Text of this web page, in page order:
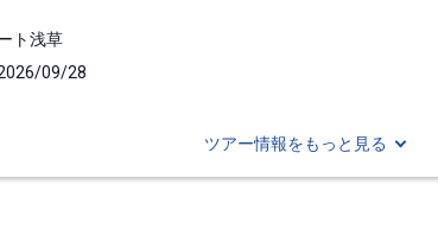
ト浅草
09/28
ツアー情報をもっと見る